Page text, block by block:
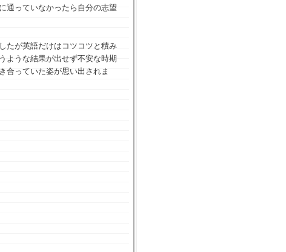
通っていなかったら自分の志望
たが英語だけはコツコツと積み
ような結果が出せず不安な時期
合っていた姿が思い出されま